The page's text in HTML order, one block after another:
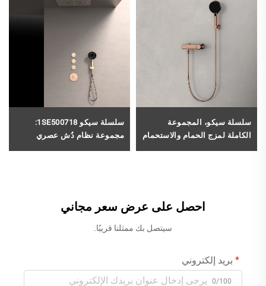
سلسلة سيكو، المجموعة
الكاملة لمزج الحمام والاستحمام
سلسلة سيكو 1SE500718:
مجموعة نظام دُش عصري
احصل على عرض سعر مجاني
سيتصل بك ممثلنا قريبًا.
بريد إلكتروني
0/100